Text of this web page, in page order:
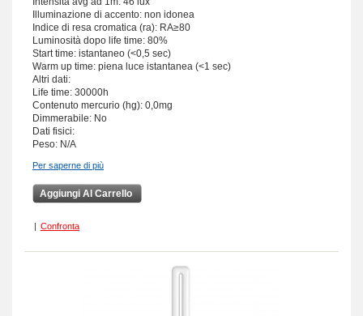
Illuminazione di accento: non idonea
Indice di resa cromatica (ra): RA≥80
Luminosità dopo life time: 80%
Start time: istantaneo (<0,5 sec)
Warm up time: piena luce istantanea (<1 sec)
Altri dati:
Life time: 30000h
Contenuto mercurio (hg): 0,0mg
Dimmerabile: No
Dati fisici:
Peso: N/A
Per saperne di più
Aggiungi Al Carrello
| Confronta